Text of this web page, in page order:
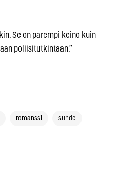
Se on parempi keino kuin
poliisitutkintaan.”
romanssi suhde